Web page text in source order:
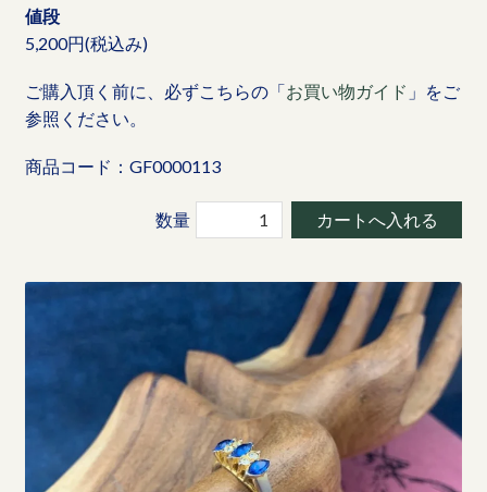
値段
5,200円(税込み)
ご購入頂く前に、必ずこちらの「お買い物ガイド 」をご
参照ください。
商品コード：GF0000113
数量